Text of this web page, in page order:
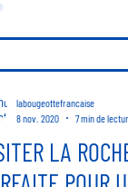
LA
labougeottefrancaise
8 nov. 2020
7 min de